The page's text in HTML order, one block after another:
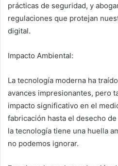
prácticas de seguridad, y
regulaciones que protejan
digital.
Impacto Ambiental:
La tecnología moderna ha
avances impresionantes, pero
impacto significativo en el
fabricación hasta el desecho
la tecnología tiene una huella
no podemos ignorar.